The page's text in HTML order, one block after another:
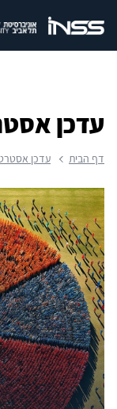
עדכן
דף הבית עדכן